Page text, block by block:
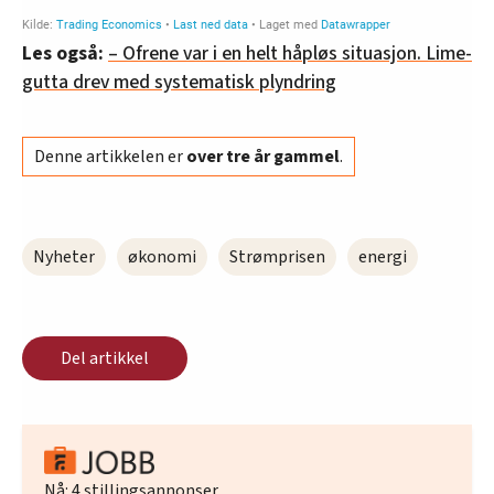
Les også: – Ofrene var i en helt håpløs situasjon. Lime-
gutta drev med systematisk plyndring
Denne artikkelen erover tre år gammel.
Nyheter økonomi Strømprisen energi
Del artikkel